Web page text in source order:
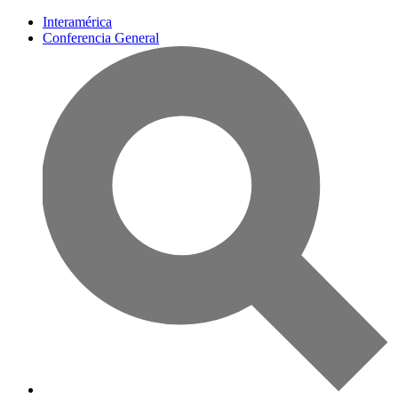
Interamérica
Conferencia General